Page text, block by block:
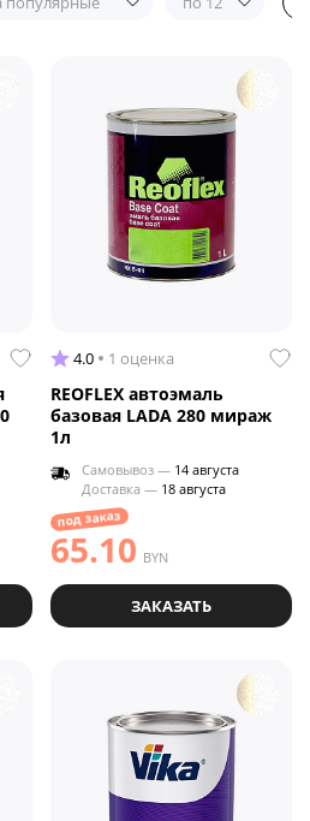
4.0 1 оценка
REOFLEX автоэмаль
базовая LADA 280 мираж
1л
Самовывоз — 14 августа
Доставка — 18 августа
под заказ
65.10 BYN
ЗАКАЗАТЬ